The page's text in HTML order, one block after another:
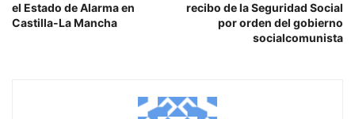
el Estado de Alarma en
Castilla-La Mancha
recibo de la Seguridad Social
por orden del gobierno
socialcomunista